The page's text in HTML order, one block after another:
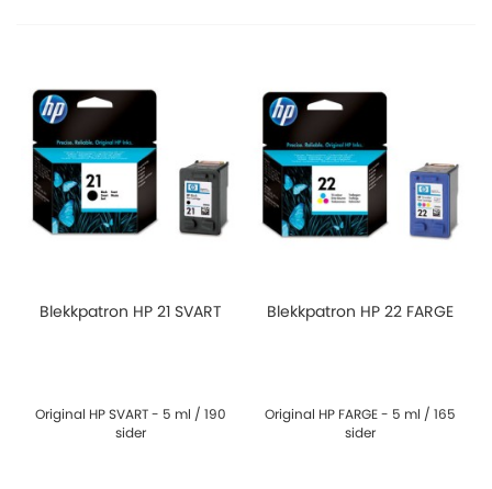
Blekkpatron HP 21 SVART
Original HP SVART - 5 ml / 190
sider
Blekkpatron HP 22 FARGE
Original HP FARGE - 5 ml / 165
sider